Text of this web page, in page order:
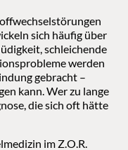
sich häufig über
schleichende
werden
gebracht –
kann. Wer zu lange
die sich oft hätte